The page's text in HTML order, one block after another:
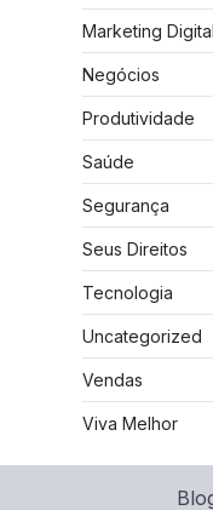
Marketing Digital
Negócios
Produtividade
Saúde
Segurança
Seus Direitos
Tecnologia
Uncategorized
Vendas
Viva Melhor